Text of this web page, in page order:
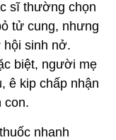
sĩ thường chọn
tử cung, nhưng
sinh nở.
biệt, người mẹ
ê kip chấp nhận
con.
nhanh